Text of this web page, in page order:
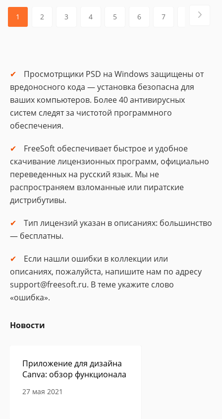
1 2 3 4 5 6 7
Просмотрщики PSD на Windows защищены от
вредоносного кода — установка безопасна для
ваших компьютеров. Более 40 антивирусных
систем следят за чистотой программного
обеспечения.
FreeSoft обеспечивает быстрое и удобное
скачивание лицензионных программ, официально
переведенных на русский язык. Мы не
распространяем взломанные или пиратские
дистрибутивы.
Тип лицензий указан в описаниях: большинство
— бесплатны.
Если нашли ошибки в коллекции или
описаниях, пожалуйста, напишите нам по адресу
support@freesoft.ru. В теме укажите слово
«ошибка».
Новости
Приложение для дизайна
Canva: обзор функционала
27 мая 2021